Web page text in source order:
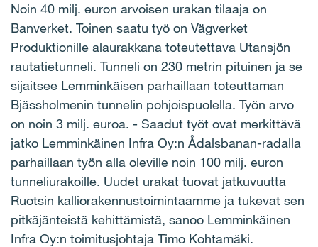
Noin 40 milj. euron arvoisen urakan tilaaja on
Banverket. Toinen saatu työ on Vägverket
Produktionille alaurakkana toteutettava Utansjön
rautatietunneli. Tunneli on 230 metrin pituinen ja se
sijaitsee Lemminkäisen parhaillaan toteuttaman
Bjässholmenin tunnelin pohjoispuolella. Työn arvo
on noin 3 milj. euroa. - Saadut työt ovat merkittävä
jatko Lemminkäinen Infra Oy:n Ådalsbanan-radalla
parhaillaan työn alla oleville noin 100 milj. euron
tunneliurakoille. Uudet urakat tuovat jatkuvuutta
Ruotsin kalliorakennustoimintaamme ja tukevat sen
pitkäjänteistä kehittämistä, sanoo Lemminkäinen
Infra Oy:n toimitusjohtaja Timo Kohtamäki.